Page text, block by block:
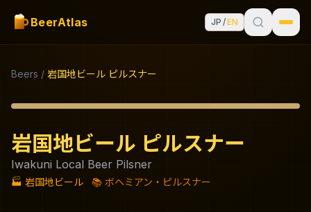
BeerAtlas JP /EN
Beers / 岩国地ビール ピルスナー
岩国地ビール ピルスナー
Iwakuni Local Beer Pilsner
🏭 岩国地ビール 📚 ボヘミアン・ピルスナー